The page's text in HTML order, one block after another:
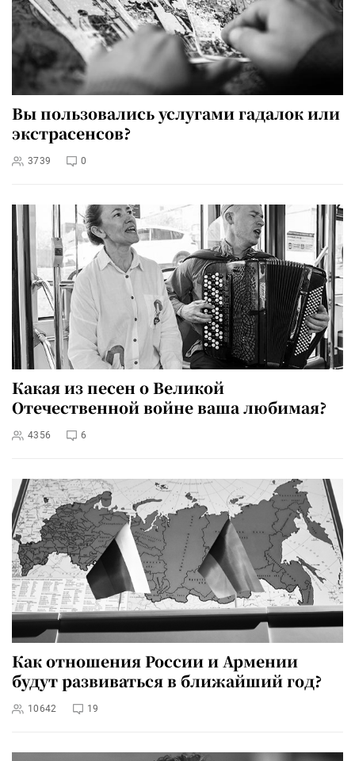
Вы пользовались услугами гадалок или
экстрасенсов?
3739 0
Какая из песен о Великой
Отечественной войне ваша любимая?
4356 6
Как отношения России и Армении
будут развиваться в ближайший год?
10642 19